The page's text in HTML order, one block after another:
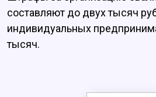
составляют до двух тысяч
индивидуальных
тысяч.